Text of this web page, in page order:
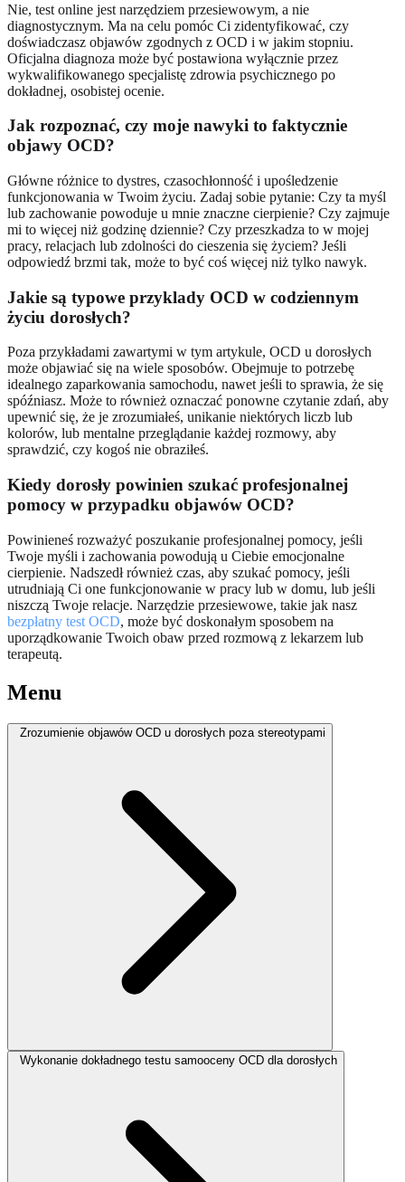
Nie, test online jest narzędziem przesiewowym, a nie
diagnostycznym. Ma na celu pomóc Ci zidentyfikować, czy
doświadczasz objawów zgodnych z OCD i w jakim stopniu.
Oficjalna diagnoza może być postawiona wyłącznie przez
wykwalifikowanego specjalistę zdrowia psychicznego po
dokładnej, osobistej ocenie.
Jak rozpoznać, czy moje nawyki to faktycznie
objawy OCD?
Główne różnice to dystres, czasochłonność i upośledzenie
funkcjonowania w Twoim życiu. Zadaj sobie pytanie: Czy ta myśl
lub zachowanie powoduje u mnie znaczne cierpienie? Czy zajmuje
mi to więcej niż godzinę dziennie? Czy przeszkadza to w mojej
pracy, relacjach lub zdolności do cieszenia się życiem? Jeśli
odpowiedź brzmi tak, może to być coś więcej niż tylko nawyk.
Jakie są typowe przyklady OCD w codziennym
życiu dorosłych?
Poza przykładami zawartymi w tym artykule, OCD u dorosłych
może objawiać się na wiele sposobów. Obejmuje to potrzebę
idealnego zaparkowania samochodu, nawet jeśli to sprawia, że się
spóźniasz. Może to również oznaczać ponowne czytanie zdań, aby
upewnić się, że je zrozumiałeś, unikanie niektórych liczb lub
kolorów, lub mentalne przeglądanie każdej rozmowy, aby
sprawdzić, czy kogoś nie obraziłeś.
Kiedy dorosły powinien szukać profesjonalnej
pomocy w przypadku objawów OCD?
Powinieneś rozważyć poszukanie profesjonalnej pomocy, jeśli
Twoje myśli i zachowania powodują u Ciebie emocjonalne
cierpienie. Nadszedł również czas, aby szukać pomocy, jeśli
utrudniają Ci one funkcjonowanie w pracy lub w domu, lub jeśli
niszczą Twoje relacje. Narzędzie przesiewowe, takie jak nasz
bezpłatny test OCD, może być doskonałym sposobem na
uporządkowanie Twoich obaw przed rozmową z lekarzem lub
terapeutą.
Menu
Zrozumienie objawów OCD u dorosłych poza stereotypami
Wykonanie dokładnego testu samooceny OCD dla dorosłych